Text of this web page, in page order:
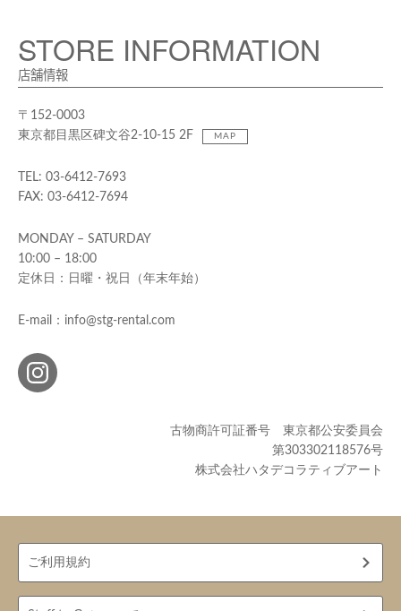
STORE INFORMATION
店舗情報
〒152-0003
東京都目黒区碑文谷2-10-15 2F
MAP
TEL: 03-6412-7693
FAX: 03-6412-7694
MONDAY – SATURDAY
10:00 – 18:00
定休日：日曜・祝日（年末年始）
E-mail：info@stg-rental.com
古物商許可証番号 東京都公安委員会
第303302118576号
株式会社ハタデコラティブアート
ご利用規約